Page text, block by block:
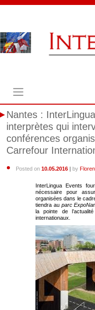
Skip
Nantes :
interprètes qui
conférences
Carrefour
Posted on 10.05.2016 | by
InterLingua Events
nécessaire pour
organisées dans le
tiendra au parc
la pointe de
internationaux.